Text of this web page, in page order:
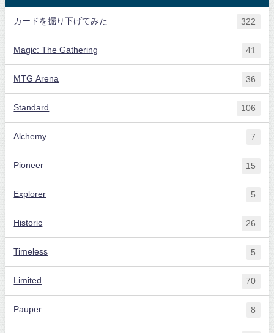
カードを掘り下げてみた 322
Magic: The Gathering 41
MTG Arena 36
Standard 106
Alchemy 7
Pioneer 15
Explorer 5
Historic 26
Timeless 5
Limited 70
Pauper 8